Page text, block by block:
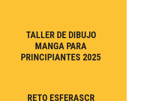
TALLER DE DIBUJO
MANGA PARA
PRINCIPIANTES 2025
RETO ESFERASCR